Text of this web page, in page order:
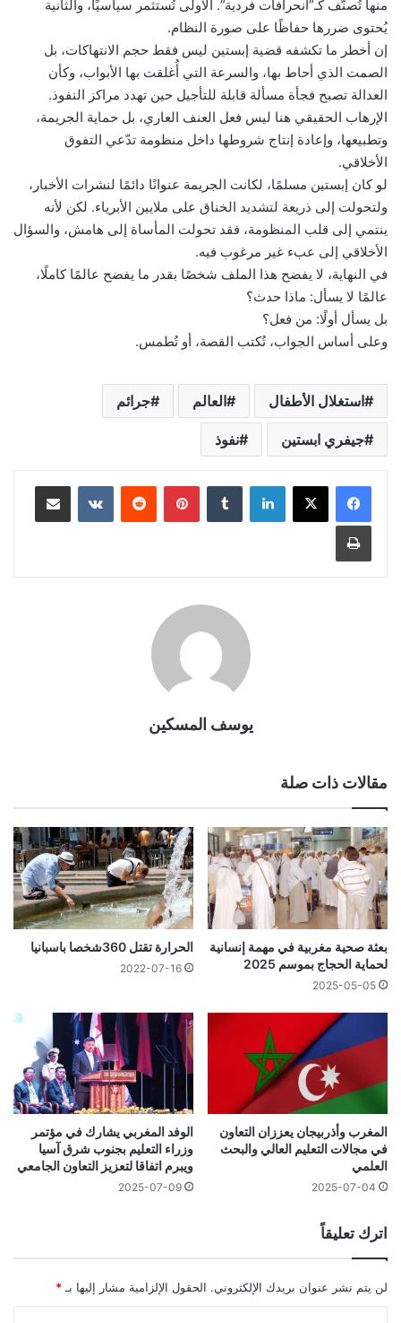
منها تُصنّف كـ”انحرافات فردية”. الأولى تُستثمر سياسيًا، والثانية
يُحتوى ضررها حفاظًا على صورة النظام.
إن أخطر ما تكشفه قضية إبستين ليس فقط حجم الانتهاكات، بل
الصمت الذي أحاط بها، والسرعة التي أُغلقت بها الأبواب، وكأن
العدالة تصبح فجأة مسألة قابلة للتأجيل حين تهدد مراكز النفوذ.
الإرهاب الحقيقي هنا ليس فعل العنف العاري، بل حماية الجريمة،
وتطبيعها، وإعادة إنتاج شروطها داخل منظومة تدّعي التفوق
الأخلاقي.
لو كان إبستين مسلمًا، لكانت الجريمة عنوانًا دائمًا لنشرات الأخبار،
ولتحولت إلى ذريعة لتشديد الخناق على ملايين الأبرياء. لكن لأنه
ينتمي إلى قلب المنظومة، فقد تحولت المأساة إلى هامش، والسؤال
الأخلاقي إلى عبء غير مرغوب فيه.
في النهاية، لا يفضح هذا الملف شخصًا بقدر ما يفضح عالمًا كاملًا،
عالمًا لا يسأل: ماذا حدث؟
بل يسأل أولًا: من فعل؟
وعلى أساس الجواب، تُكتب القصة، أو تُطمس.
استغلال الأطفال العالم جرائم
جيفري ابستين نفوذ
لينكدإن بينتيريست مشاركة عبر البريد
طباعة
يوسف المسكين
مقالات ذات صلة
بعثة صحية مغربية في مهمة إنسانية
لحماية الحجاج بموسم 2025
2025-05-05
الحرارة تقتل 360شخصا باسبانيا
2022-07-16
المغرب وأذربيجان يعززان التعاون
في مجالات التعليم العالي والبحث
العلمي
2025-07-04
الوفد المغربي يشارك في مؤتمر
وزراء التعليم بجنوب شرق آسيا
ويبرم اتفاقا لتعزيز التعاون الجامعي
2025-07-09
اترك تعليقاً
لن يتم نشر عنوان بريدك الإلكتروني. الحقول الإلزامية مشار إليها بـ *